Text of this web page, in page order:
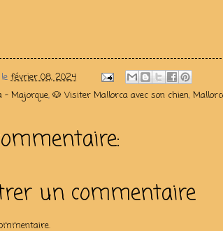
le février 08, 2024
Majorque, 🐶 Visiter Mallorca avec son chien,
un commentaire